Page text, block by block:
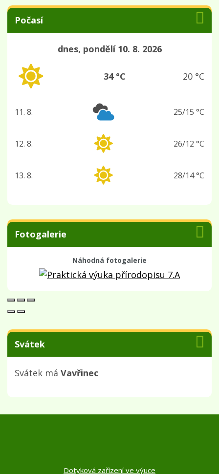
Počasí
dnes, pondělí 10. 8. 2026
34 °C 20 °C
úterý
11. 8. 25/15 °C
středa
12. 8. 26/12 °C
čtvrtek
13. 8. 28/14 °C
Fotogalerie
Náhodná fotogalerie
Svátek
Svátek má Vavřinec
Dotyková zařízení ve výuce